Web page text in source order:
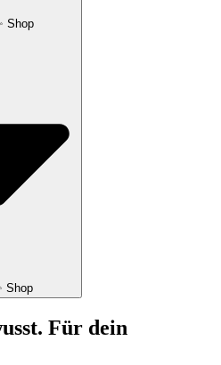
Close ✨ Shop
Open ✨ Shop
Für dein